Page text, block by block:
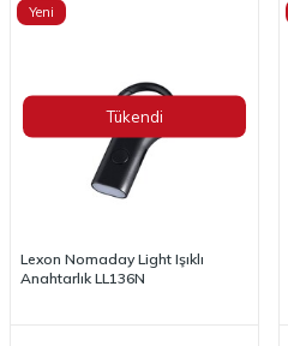
Yeni
Tükendi
Lexon Nomaday Light Işıklı
Anahtarlık LL136N